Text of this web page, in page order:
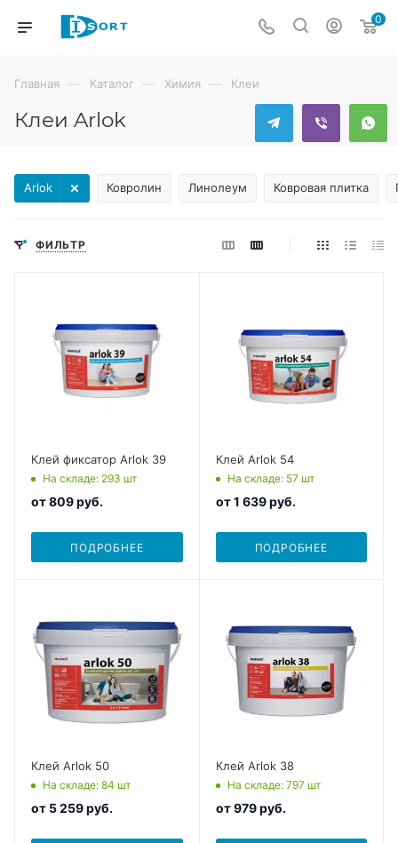
0
Главная — Каталог — Химия — Клеи
Клеи Arlok
Ковролин Линолеум Ковровая плитка
Arlok
ФИЛЬТР
Клей фиксатор Arlok 39
На складе: 293 шт
от809 руб.
ПОДРОБНЕЕ
Клей Arlok 54
На складе: 57 шт
от1 639 руб.
ПОДРОБНЕЕ
Клей Arlok 50
На складе: 84 шт
от 5 259 руб.
Клей Arlok 38
На складе: 797 шт
от979 руб.